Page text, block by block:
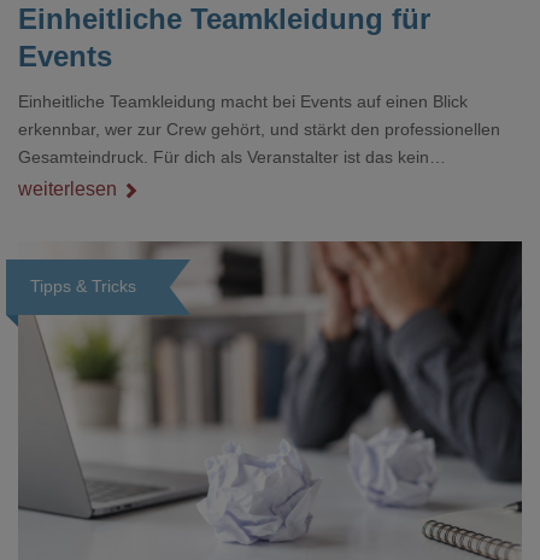
Einheitliche Teamkleidung für
Events
Einheitliche Teamkleidung macht bei Events auf einen Blick
erkennbar, wer zur Crew gehört, und stärkt den professionellen
Gesamteindruck. Für dich als Veranstalter ist das kein
Nebenthema: Bei Textilien mit Stickerei oder mehreren
weiterlesen
Tipps & Tricks
Loading...